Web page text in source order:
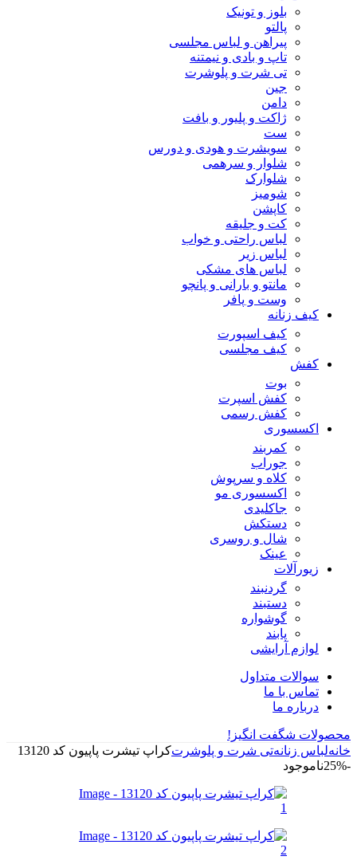
بلوز و تونیک
پالتو
پیراهن و لباس مجلسی
تاپ و بادی و نیمتنه
تی شرت و پلوشرت
جین
دامن
ژاکت و پلیور و بافت
ست
سویشرت و هودی و دورس
شلوار و سرهمی
شلوارک
شومیز
کاپشن
کت و جلیقه
لباس راحتی و خواب
لباس زیر
لباس های مشکی
مانتو و بارانی و پانچو
وست و پافر
کیف زنانه
کیف اسپورت
کیف مجلسی
کفش
بوت
کفش اسپرت
کفش رسمی
اکسسوری
کمربند
جوراب
کلاه و سرپوش
اکسسوری مو
جاکلیدی
دستکش
شال و روسری
عینک
زیورآلات
گردنبند
دستبند
گوشواره
پابند
لوازم آرایشی
سوالات متداول
تماس با ما
درباره ما
محصولات شگفت انگیز!
خانهلباس زنانهتی شرت و پلوشرتکراپ تیشرت پاپیون کد 13120
-25%
ناموجود